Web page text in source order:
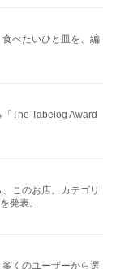
べたいひと皿を、編
The Tabelog Award
このお店。カテゴリ
発表。
くのユーザーから選